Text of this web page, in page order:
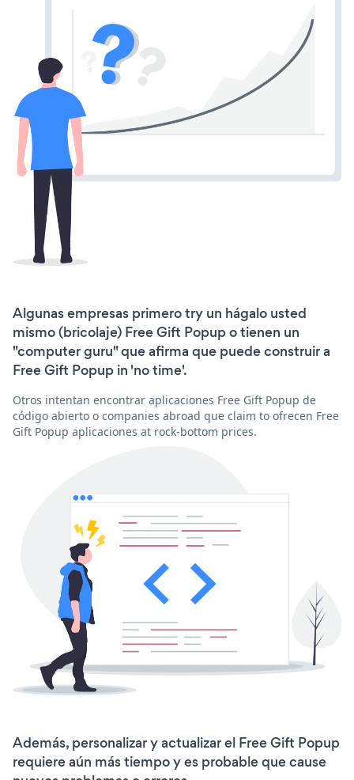
Algunas empresas primero try un hágalo usted
mismo (bricolaje) Free Gift Popup o tienen un
"computer guru" que afirma que puede construir a
Free Gift Popup in 'no time'.
Otros intentan encontrar aplicaciones Free Gift Popup de
código abierto o companies abroad que claim to ofrecen Free
Gift Popup aplicaciones at rock-bottom prices.
Además, personalizar y actualizar el Free Gift Popup
requiere aún más tiempo y es probable que cause